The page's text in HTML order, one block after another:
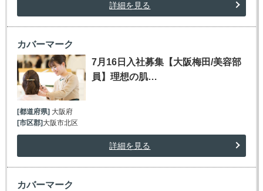
詳細を見る
カバーマーク
7月16日入社募集【大阪梅田/美容部
員】理想の肌…
[都道府県] 大阪府
[市区郡] 大阪市北区
詳細を見る
カバーマーク